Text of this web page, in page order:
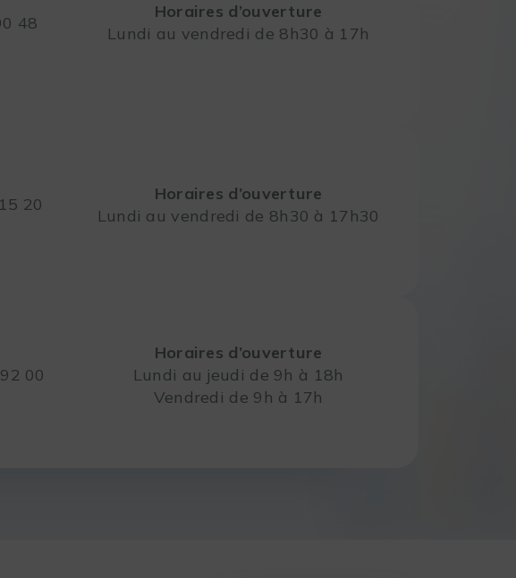
48
Horaires d’ouverture
Lundi au vendredi de 8h30 à 17h
20
Horaires d’ouverture
Lundi au vendredi de 8h30 à 17h30
00
Horaires d’ouverture
Lundi au jeudi de 9h à 18h
Vendredi de 9h à 17h